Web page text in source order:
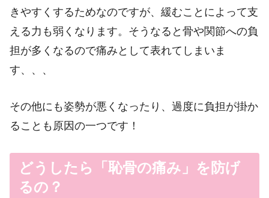
きやすくするためなのですが、緩むことによって支
える力も弱くなります。そうなると骨や関節への負
担が多くなるので痛みとして表れてしまいま
す、、、
その他にも姿勢が悪くなったり、過度に負担が掛か
ることも原因の一つです！
どうしたら「恥骨の痛み」を防げ
るの？